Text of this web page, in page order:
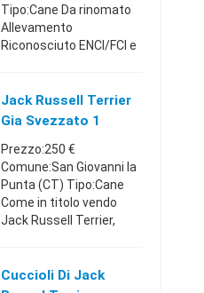
Tipo:Cane Da rinomato
Allevamento
Riconosciuto ENCI/FCI e
nonche' "Socio
Allevatore
...
Jack Russell Terrier
Gia Svezzato 1
Vaccino Fatto
Prezzo:250 €
Comune:San Giovanni la
Punta (CT) Tipo:Cane
Come in titolo vendo
Jack Russell Terrier,
svezzato, quindi pronto
Cuccioli Di Jack